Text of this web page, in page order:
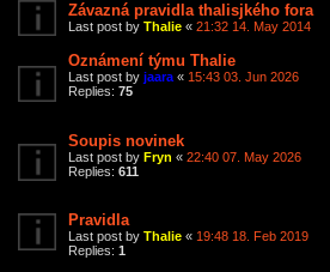
Závazná pravidla thalisjkého fora
Last post by Thalie « 21:32 14. May 2014
Oznámení týmu Thalie
Last post by jaara « 15:43 03. Jun 2026
Replies: 75
Soupis novinek
Last post by Fryn « 22:40 07. May 2026
Replies: 611
Pravidla
Last post by Thalie « 19:48 18. Feb 2019
Replies: 1